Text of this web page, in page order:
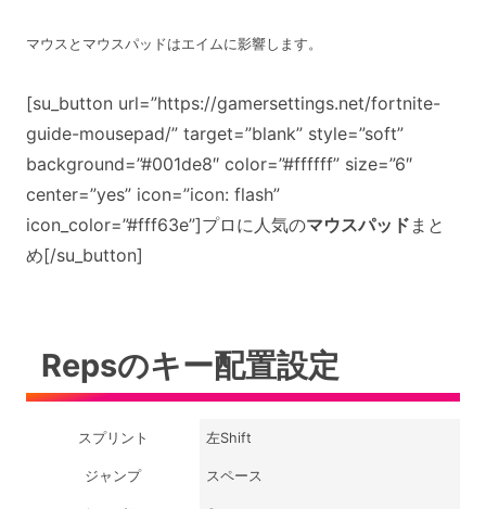
マウスとマウスパッドはエイムに影響します。
[su_button url=”https://gamersettings.net/fortnite-
guide-mousepad/” target=”blank” style=”soft”
background=”#001de8″ color=”#ffffff” size=”6″
center=”yes” icon=”icon: flash”
icon_color=”#fff63e”]プロに人気のマウスパッド まと
め[/su_button]
Repsのキー配置設定
スプリント 左Shift
ジャンプ スペース